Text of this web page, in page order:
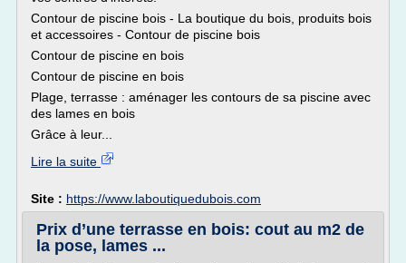
Contour de piscine bois - La boutique du bois, produits bois
et accessoires - Contour de piscine bois
Contour de piscine en bois
Contour de piscine en bois
Plage, terrasse : aménager les contours de sa piscine avec
des lames en bois
Grâce à leur...
Lire la suite
Site : https://www.laboutiquedubois.com
Prix d’une terrasse en bois: cout au m2 de
la pose, lames ...